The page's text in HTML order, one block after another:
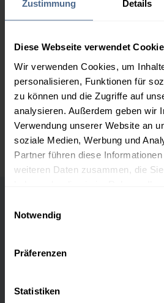
Zustimmung Details
Diese Webseite verwendet
Wir verwenden Cookies, um
personalisieren, Funktionen für
zu können und die Zugriffe auf
analysieren. Außerdem geben wir
Verwendung unserer Website an
soziale Medien, Werbung und
Partner führen diese
weiteren Daten zusammen, die
Notwendig
Präferenzen
Statistiken
3.000 Liter
5.000 Liter
Preise für Heizöl in Standardqualität
Liter inkl. MwSt. und Lieferung
Höchst- und